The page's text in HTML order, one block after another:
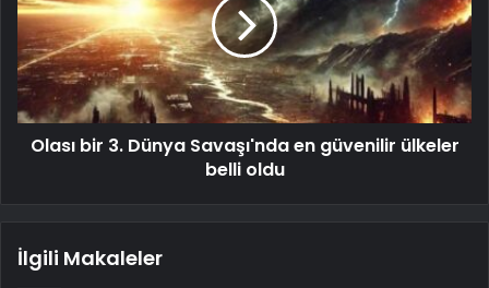
Olası bir 3. Dünya Savaşı'nda en güvenilir ülkeler
belli oldu
İlgili Makaleler